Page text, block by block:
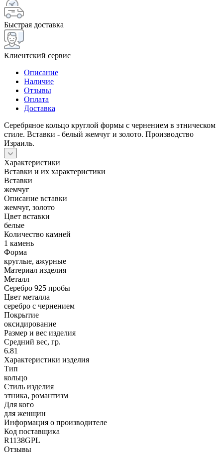
Быстрая доставка
Клиентский сервис
Описание
Наличие
Отзывы
Оплата
Доставка
Серебряное кольцо круглой формы с чернением в этническом
стиле. Вставки - белый жемчуг и золото. Производство
Израиль.
Характеристики
Вставки и их характеристики
Вставки
жемчуг
Описание вставки
жемчуг, золото
Цвет вставки
белые
Количество камней
1 камень
Форма
круглые, ажурные
Материал изделия
Металл
Серебро 925 пробы
Цвет металла
серебро с чернением
Покрытие
оксидирование
Размер и вес изделия
Средний вес, гр.
6.81
Характеристики изделия
Тип
кольцо
Стиль изделия
этника, романтизм
Для кого
для женщин
Информация о производителе
Код поставщика
R1138GPL
Отзывы